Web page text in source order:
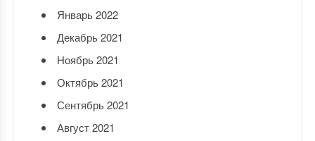
Январь 2022
Декабрь 2021
Ноябрь 2021
Октябрь 2021
Сентябрь 2021
Август 2021